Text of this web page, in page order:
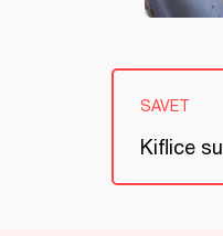
SAVET
Kiflice